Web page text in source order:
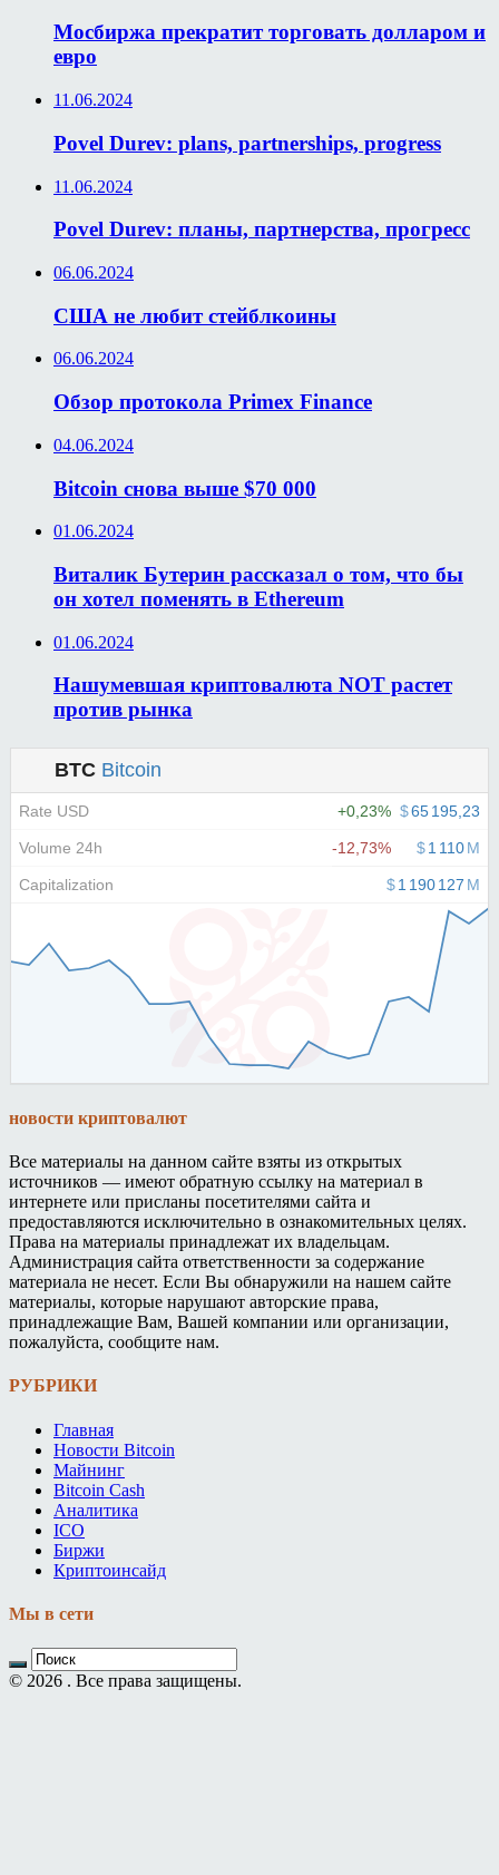
Мосбиржа прекратит торговать долларом и
евро
11.06.2024
Povel Durev: plans, partnerships, progress
11.06.2024
Povel Durev: планы, партнерства, прогресс
06.06.2024
США не любит стейблкоины
06.06.2024
Обзор протокола Primex Finance
04.06.2024
Bitcoin снова выше $70 000
01.06.2024
Виталик Бутерин рассказал о том, что бы
он хотел поменять в Ethereum
01.06.2024
Нашумевшая криптовалюта NOT растет
против рынка
новости криптовалют
Все материалы на данном сайте взяты из открытых
источников — имеют обратную ссылку на материал в
интернете или присланы посетителями сайта и
предоставляются исключительно в ознакомительных целях.
Права на материалы принадлежат их владельцам.
Администрация сайта ответственности за содержание
материала не несет. Если Вы обнаружили на нашем сайте
материалы, которые нарушают авторские права,
принадлежащие Вам, Вашей компании или организации,
пожалуйста, сообщите нам.
РУБРИКИ
Главная
Новости Bitcoin
Майнинг
Bitcoin Cash
Аналитика
ICO
Биржи
Криптоинсайд
Мы в сети
© 2026 . Все права защищены.